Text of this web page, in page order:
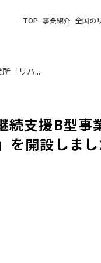
TOP 事業紹介 全国の
関西エ
四国・
「リハ...
続支援B型
を開設しまし